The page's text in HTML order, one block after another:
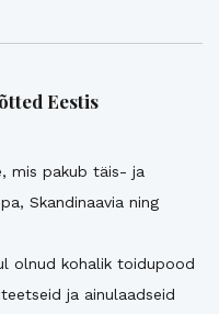
Eestis
mis pakub täis- ja
Skandinaavia ning
olnud kohalik toidupood
ja ainulaadseid